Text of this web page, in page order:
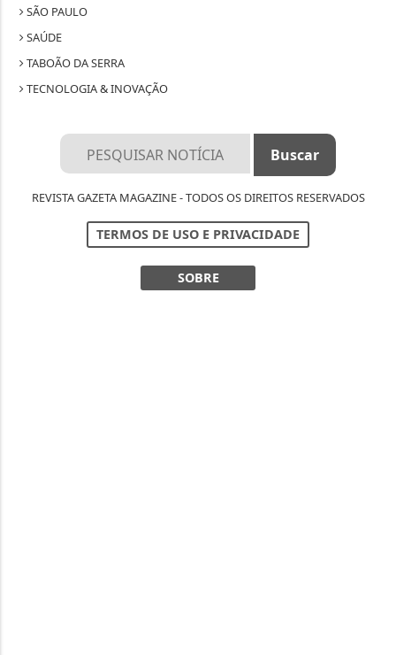
SÃO PAULO
SAÚDE
TABOÃO DA SERRA
TECNOLOGIA & INOVAÇÃO
REVISTA GAZETA MAGAZINE - TODOS OS DIREITOS RESERVADOS
TERMOS DE USO E PRIVACIDADE
SOBRE